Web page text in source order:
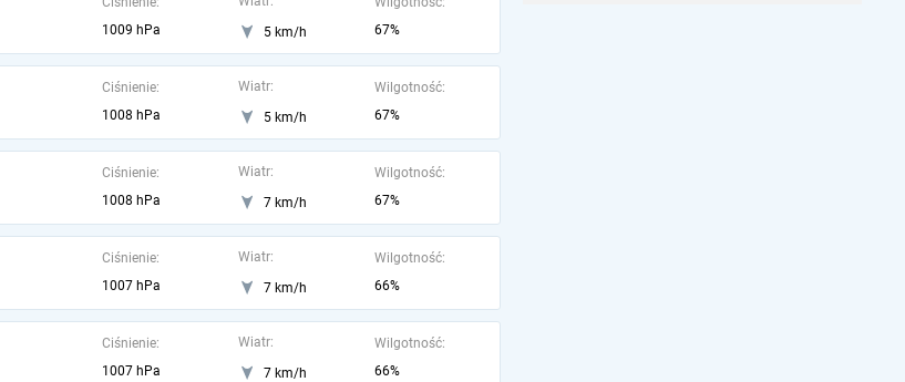
1009 hPa
5 km/h
67%
Ciśnienie:
1008 hPa
Wiatr:
5 km/h
Wilgotność:
67%
Ciśnienie:
1008 hPa
Wiatr:
7 km/h
Wilgotność:
67%
Ciśnienie:
1007 hPa
Wiatr:
7 km/h
Wilgotność:
66%
Ciśnienie:
1007 hPa
Wiatr:
7 km/h
Wilgotność:
66%